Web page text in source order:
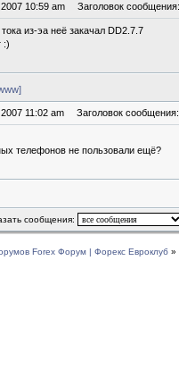
10:59 am Заголовок сообщения:
из-эа неё закачал DD2.7.7
:)
11:02 am Заголовок сообщения:
телефонов не пользовали ещё?
сообщения:
Forex Форум | Форекс Евроклуб »